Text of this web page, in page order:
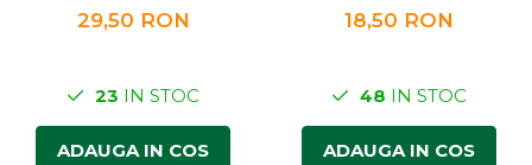
29,50 RON
23 IN STOC
ADAUGA IN COS
18,50 RON
48 IN STOC
ADAUGA IN COS